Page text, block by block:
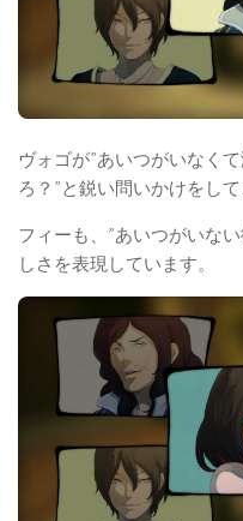
ヴォゴが”あいつがいなく
ろ？”と鋭い問いかけをして
フィーも、”あいつがいな
しさを表現しています。